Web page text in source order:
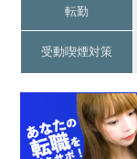
転勤
受動喫煙対策